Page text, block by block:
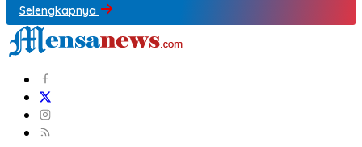
Selengkapnya